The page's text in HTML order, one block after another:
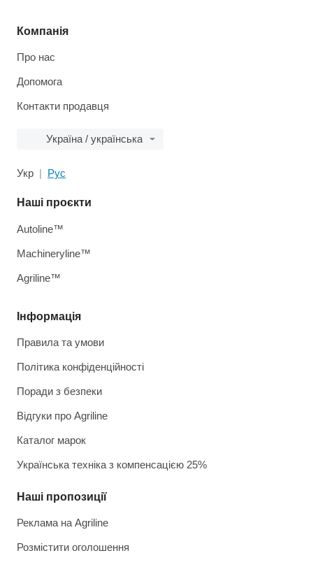
Компанія
Про нас
Допомога
Контакти продавця
Україна / українська
Укр Рус
Інформація
Правила та умови
Політика конфіденційності
Поради з безпеки
Відгуки про Agriline
Каталог марок
Українська техніка з компенсацією 25%
Наші пропозиції
Реклама на Agriline
Розмістити оголошення
Наші проєкти
Autoline™
Machineryline™
Agriline™